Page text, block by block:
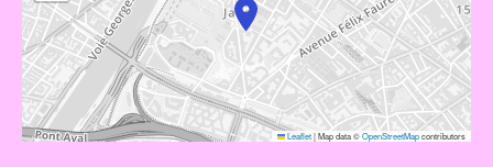
Leaflet|Map data ©OpenStreetMapcontributors